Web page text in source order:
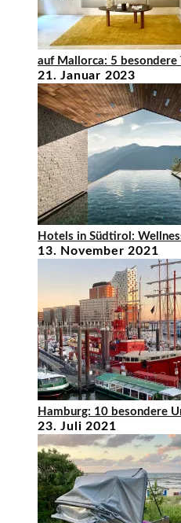
auf Mallorca: 5 besondere
21. Januar 2023
Hotels in Südtirol:
13. November 2021
Hamburg: 10 besondere
23. Juli 2021